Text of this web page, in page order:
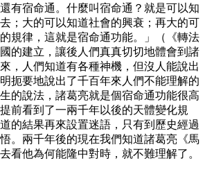
有宿命通。什麼叫宿命通？就是可以知
；大的可以知道社會的興衰；再大的可
規律，這就是宿命通功能。」（《轉法
的建立，讓後人們真真切切地體會到諸
，人們知道有各種神機，但沒人能說出
扼要地說出了千百年來人們不能理解的
的說法，諸葛亮就是個宿命通功能很高
前看到了一兩千年以後的天體變化規
的結果再來設置迷語，只有到歷史經過
。兩千年後的現在我們知道諸葛亮《馬
看他為何能隆中對時，就不難理解了。